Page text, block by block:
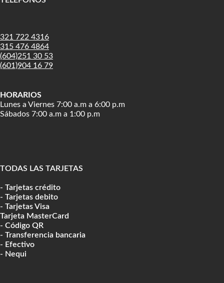
321 722 4316
315 476 4864
(604)251 30 53
(601)904 16 79
HORARIOS
Lunes a Viernes 7:00 a.m a 6:00 p.m
Sábados 7:00 a.m a 1:00 p.m
TODAS LAS TARJETAS
- Tarjetas crédito
- Tarjetas debito
- Tarjetas Visa
Tarjeta MasterCard
- Código QR
- Transferencia bancaria
- Efectivo
- Nequi